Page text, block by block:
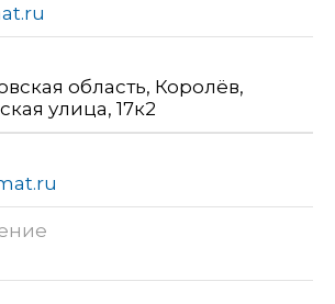
область, Королёв,
улица, 17к2